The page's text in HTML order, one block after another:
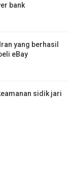
bank
yang berhasil
eBay
sidik jari